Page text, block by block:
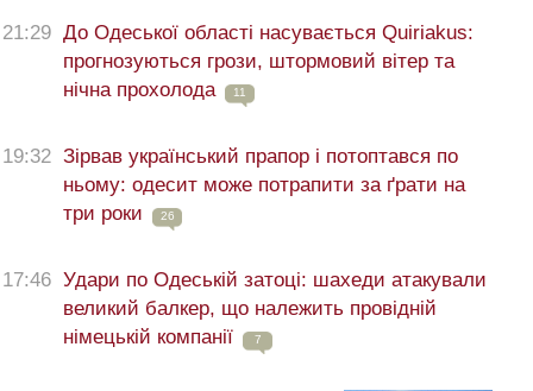
21:29 До Одеської області насувається Quiriakus:
прогнозуються грози, штормовий вітер та
нічна прохолода
11
19:32 Зірвав український прапор і потоптався по
ньому: одесит може потрапити за ґрати на
три роки
26
17:46 Удари по Одеській затоці: шахеди атакували
великий балкер, що належить провідній
німецькій компанії
7